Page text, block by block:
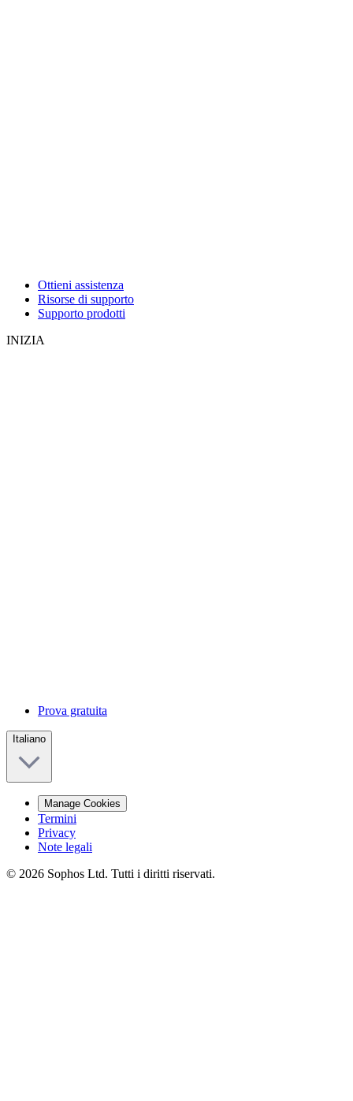
Ottieni assistenza
Risorse di supporto
Supporto prodotti
INIZIA
Prova gratuita
Italiano
Manage Cookies
Termini
Privacy
Note legali
© 2026 Sophos Ltd. Tutti i diritti riservati.